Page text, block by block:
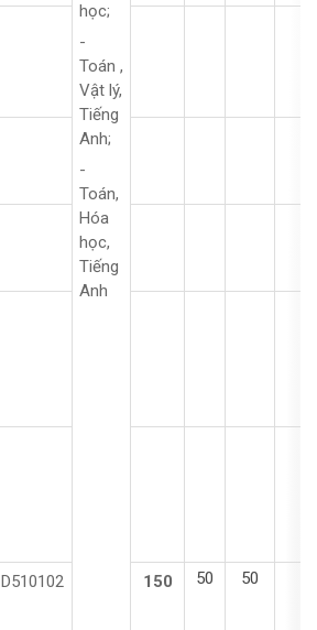
học;
-
Toán ,
Vật lý,
Tiếng
Anh;
-
Toán,
Hóa
học,
Tiếng
Anh
D510102 150 50 50